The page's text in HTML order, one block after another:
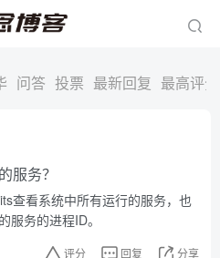
问答 投票 最新回复 最高评分
服务？
查看系统中所有运行的服务，也
服务的进程ID。
评分 回复 分享